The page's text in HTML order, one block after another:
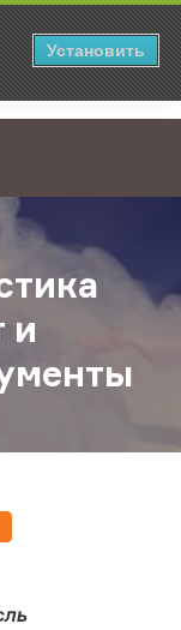
Установить
Логистика фармы.
и